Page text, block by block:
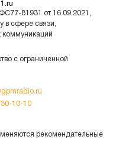
81931 от 16.09.2021,
в сфере связи,
коммуникаций
с ограниченной
10-10
рекомендательные